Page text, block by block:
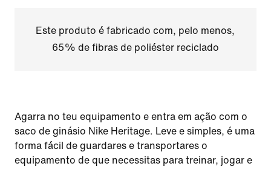
Este produto é fabricado com, pelo menos,
65% de fibras de poliéster reciclado
Agarra no teu equipamento e entra em ação com o
saco de ginásio Nike Heritage. Leve e simples, é uma
forma fácil de guardares e transportares o
equipamento de que necessitas para treinar, jogar e